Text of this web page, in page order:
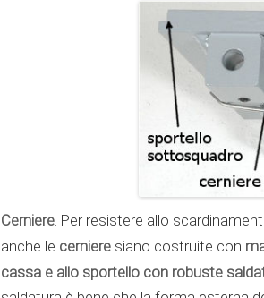
Cerniere. Per resistere allo
anche le cerniere siano costruite con
cassa e allo sportello con robuste